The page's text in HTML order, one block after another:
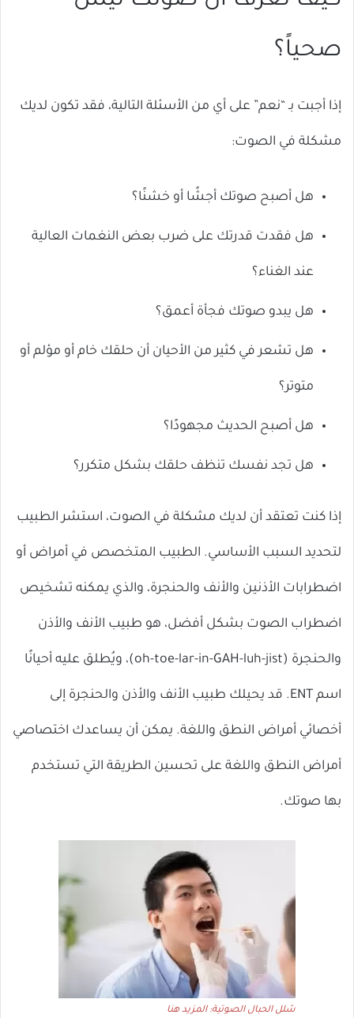
صحياً؟
إذا أجبت بـ “نعم” على أي من الأسئلة التالية، فقد تكون لديك
مشكلة في الصوت:
هل أصبح صوتك أجشًا أو خشنًا؟
هل فقدت قدرتك على ضرب بعض النغمات العالية
عند الغناء؟
هل يبدو صوتك فجأة أعمق؟
هل تشعر في كثير من الأحيان أن حلقك خام أو مؤلم أو
متوتر؟
هل أصبح الحديث مجهودًا؟
هل تجد نفسك تنظف حلقك بشكل متكرر؟
إذا كنت تعتقد أن لديك مشكلة في الصوت، استشر الطبيب
لتحديد السبب الأساسي. الطبيب المتخصص في أمراض أو
اضطرابات الأذنين والأنف والحنجرة، والذي يمكنه تشخيص
اضطراب الصوت بشكل أفضل، هو طبيب الأنف والأذن
والحنجرة (oh-toe-lar-in-GAH-luh-jist)، ويُطلق عليه أحيانًا
اسم ENT. قد يحيلك طبيب الأنف والأذن والحنجرة إلى
أخصائي أمراض النطق واللغة. يمكن أن يساعدك اختصاصي
أمراض النطق واللغة على تحسين الطريقة التي تستخدم
بها صوتك.
شلل الحبال الصوتية: المزيد هنا